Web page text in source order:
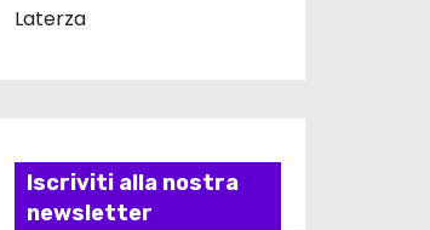
Laterza
Iscriviti alla nostra
newsletter